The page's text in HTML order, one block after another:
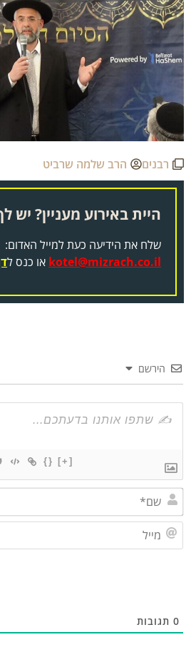
רבנים הרב שלמה שרביט
היית באירוע מעניין? יש
שלח את הידיעה כעת למייל האדום:
kotel@mizrach.co.ilאו כנס לדף
הירשם
{}
תגובות